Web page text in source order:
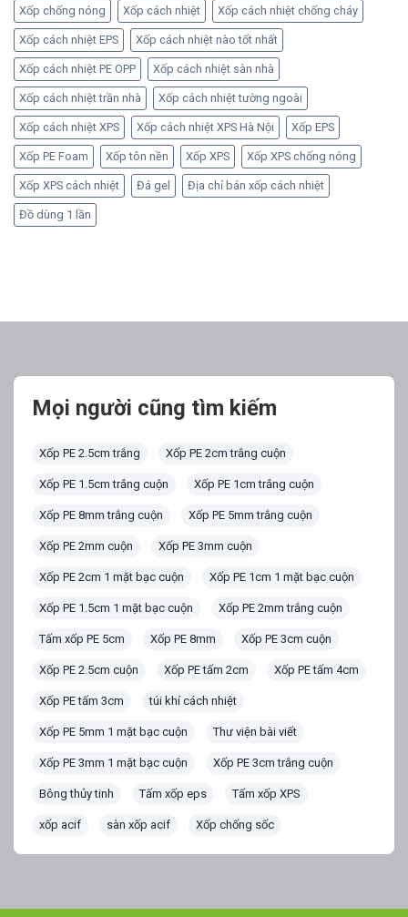
Xốp chống nóng Xốp cách nhiệt Xốp cách nhiệt chống cháy
Xốp cách nhiệt EPS Xốp cách nhiệt nào tốt nhất
Xốp cách nhiệt PE OPP Xốp cách nhiệt sàn nhà
Xốp cách nhiệt trần nhà Xốp cách nhiệt tường ngoài
Xốp cách nhiệt XPS Xốp cách nhiệt XPS Hà Nội Xốp EPS
Xốp PE Foam Xốp tôn nền Xốp XPS Xốp XPS chống nóng
Xốp XPS cách nhiệt Đá gel Địa chỉ bán xốp cách nhiệt
Đồ dùng 1 lần
Mọi người cũng tìm kiếm
Xốp PE 2.5cm trắng Xốp PE 2cm trắng cuộn
Xốp PE 1.5cm trắng cuộn Xốp PE 1cm trắng cuộn
Xốp PE 8mm trắng cuộn Xốp PE 5mm trắng cuộn
Xốp PE 2mm cuộn Xốp PE 3mm cuộn
Xốp PE 2cm 1 mặt bạc cuộn Xốp PE 1cm 1 mặt bạc cuộn
Xốp PE 1.5cm 1 mặt bạc cuộn Xốp PE 2mm trắng cuộn
Tấm xốp PE 5cm Xốp PE 8mm Xốp PE 3cm cuộn
Xốp PE 2.5cm cuộn Xốp PE tấm 2cm Xốp PE tấm 4cm
Xốp PE tấm 3cm túi khí cách nhiệt
Xốp PE 5mm 1 mặt bạc cuộn Thư viện bài viết
Xốp PE 3mm 1 mặt bạc cuộn Xốp PE 3cm trắng cuộn
Bông thủy tinh Tấm xốp eps Tấm xốp XPS
xốp acif sàn xốp acif Xốp chống sốc